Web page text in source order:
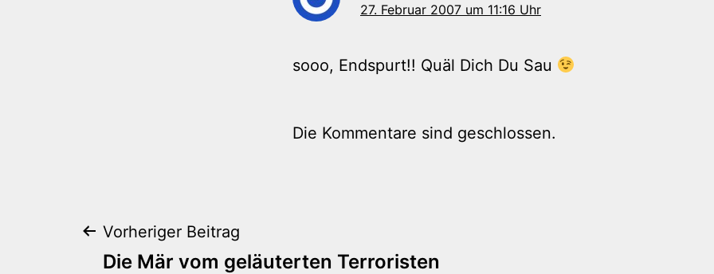
27. Februar 2007 um 11:16 Uhr
sooo, Endspurt!! Quäl Dich Du Sau
Die Kommentare sind geschlossen.
Beitragsnavigation
Vorheriger Beitrag
Die Mär vom geläuterten Terroristen